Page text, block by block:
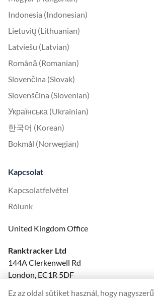
Indonesia (Indonesian)
Lietuvių (Lithuanian)
Latviešu (Latvian)
Română (Romanian)
Slovenčina (Slovak)
Slovenščina (Slovenian)
Українська (Ukrainian)
한국어 (Korean)
Bokmål (Norwegian)
Kapcsolat
Kapcsolatfelvétel
Rólunk
United Kingdom Office
Ranktracker Ltd
144A Clerkenwell Rd
London, EC1R 5DF
felix@ranktracker.com
Ez az oldal sütiket használ, hogy nagyszerű